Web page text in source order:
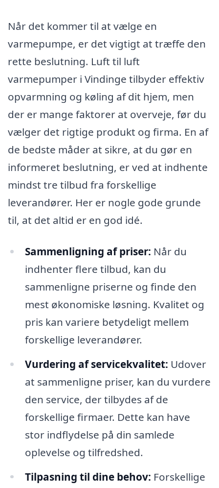
Når det kommer til at vælge en
varmepumpe, er det vigtigt at træffe den
rette beslutning. Luft til luft
varmepumper i Vindinge tilbyder effektiv
opvarmning og køling af dit hjem, men
der er mange faktorer at overveje, før du
vælger det rigtige produkt og firma. En af
de bedste måder at sikre, at du gør en
informeret beslutning, er ved at indhente
mindst tre tilbud fra forskellige
leverandører. Her er nogle gode grunde
til, at det altid er en god idé.
Sammenligning af priser: Når du
indhenter flere tilbud, kan du
sammenligne priserne og finde den
mest økonomiske løsning. Kvalitet og
pris kan variere betydeligt mellem
forskellige leverandører.
Vurdering af servicekvalitet: Udover
at sammenligne priser, kan du vurdere
den service, der tilbydes af de
forskellige firmaer. Dette kan have
stor indflydelse på din samlede
oplevelse og tilfredshed.
Tilpasning til dine behov: Forskellige